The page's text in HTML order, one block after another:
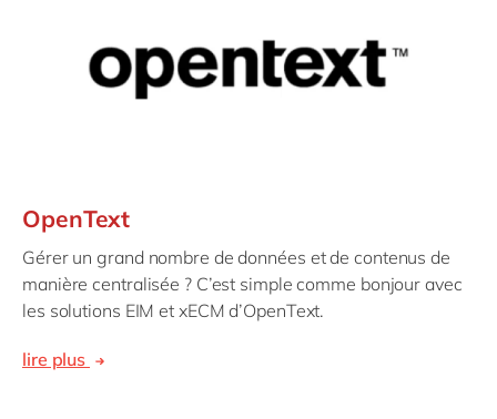
OpenText
Gérer un grand nombre de données et de contenus de
manière centralisée ? C’est simple comme bonjour avec
les solutions EIM et xECM d’OpenText.
lire plus